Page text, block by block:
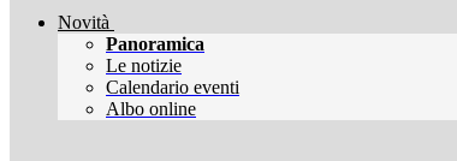
Novità
Panoramica
Le notizie
Calendario eventi
Albo online